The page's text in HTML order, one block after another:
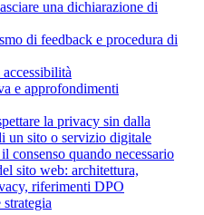
una dichiarazione di
di feedback e procedura di
e approfondimenti
la privacy sin dalla
un sito o servizio digitale
consenso quando necessario
sito web: architettura,
riferimenti DPO